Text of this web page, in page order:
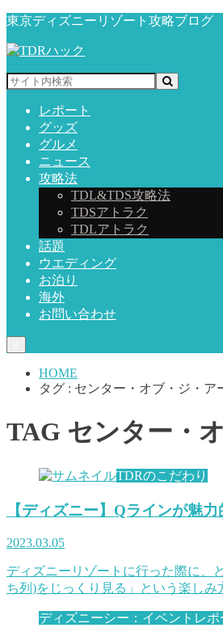
東京ディズニーリゾート攻略ブログ
レポート
グッズ
グルメ
ニュース
攻略法
TDL&TDS攻略法
TDSアトラク
TDLアトラク
話題
ウエディング
お泊り
海外
お問い合わせ
HOME
タグ : センター・オブ・ジ・ア
TAG センター・
TDRのこだわり
【ディズニー】Qラインが魅
2023.03.05
ディズニーリゾートに行った際に、
ち列)をじっくり見る」という楽し
ディズニーシー：イベントレポ